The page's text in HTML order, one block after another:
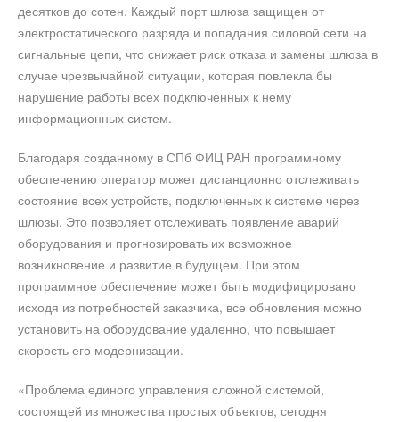
десятков до сотен. Каждый порт шлюза защищен от
электростатического разряда и попадания силовой сети на
сигнальные цепи, что снижает риск отказа и замены шлюза в
случае чрезвычайной ситуации, которая повлекла бы
нарушение работы всех подключенных к нему
информационных систем.
Благодаря созданному в СПб ФИЦ РАН программному
обеспечению оператор может дистанционно отслеживать
состояние всех устройств, подключенных к системе через
шлюзы. Это позволяет отслеживать появление аварий
оборудования и прогнозировать их возможное
возникновение и развитие в будущем. При этом
программное обеспечение может быть модифицировано
исходя из потребностей заказчика, все обновления можно
установить на оборудование удаленно, что повышает
скорость его модернизации.
«Проблема единого управления сложной системой,
состоящей из множества простых объектов, сегодня